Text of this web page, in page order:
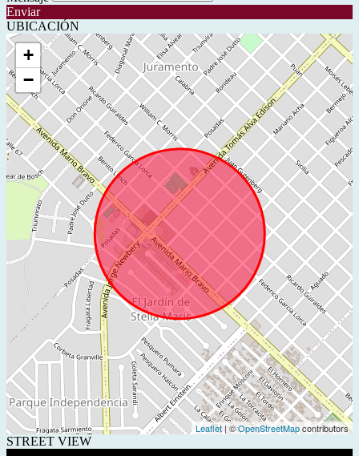
Enviar
UBICACIÓN
+
−
Leaflet| ©OpenStreetMapcontributors
STREET VIEW